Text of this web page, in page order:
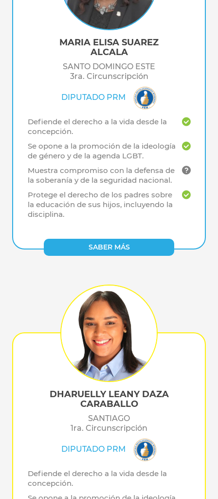
MARIA ELISA SUAREZ
ALCALA
SANTO DOMINGO ESTE
3ra. Circunscripción
DIPUTADO PRM
Defiende el derecho a la vida desde la
concepción.
Se opone a la promoción de la ideología
de género y de la agenda LGBT.
Muestra compromiso con la defensa de
la soberanía y de la seguridad nacional.
Protege el derecho de los padres sobre
la educación de sus hijos, incluyendo la
disciplina.
SABER MÁS
DHARUELLY LEANY D´AZA
CARABALLO
SANTIAGO
1ra. Circunscripción
DIPUTADO PRM
Defiende el derecho a la vida desde la
concepción.